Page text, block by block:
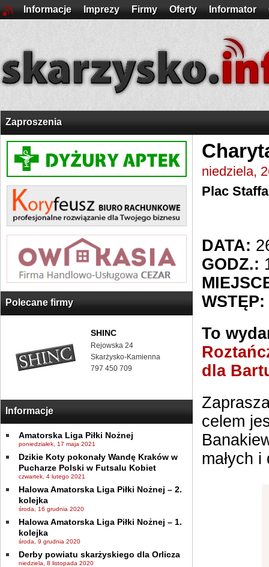
Informacje Imprezy Firmy Oferty Informator
Zaproszenia
Polecane firmy
SHINC
Rejowska 24
Skarżysko-Kamienna
797 450 709
Informacje
Amatorska Liga Piłki Nożnej
poniedziałek, 17 maja 2021
Dzikie Koty pokonały Wandę Kraków w
Pucharze Polski w Futsalu Kobiet
czwartek, 4 lutego 2021
Halowa Amatorska Liga Piłki Nożnej – 2.
kolejka
środa, 16 grudnia 2020
Halowa Amatorska Liga Piłki Nożnej – 1.
kolejka
środa, 9 grudnia 2020
Derby powiatu skarżyskiego dla Orlicza
niedziela, 8 listopada 2020
niedziela,
Plac Staffa
DATA:
GODZ.:
WSTĘP:
To
dla
celem
małych